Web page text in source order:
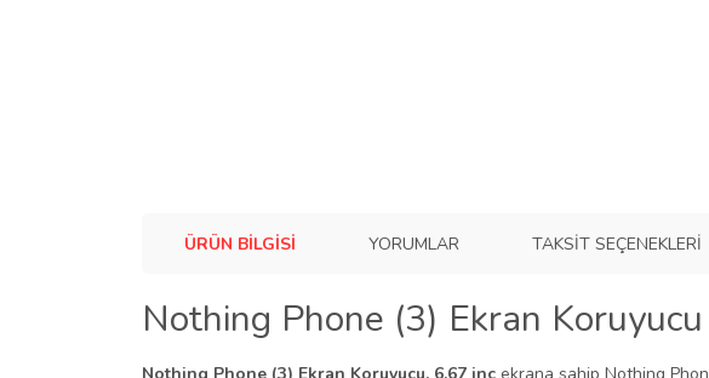
ÜRÜN BILGISI YORUMLAR TAKSIT SEÇENEKLERI
Nothing Phone (3) Ekran